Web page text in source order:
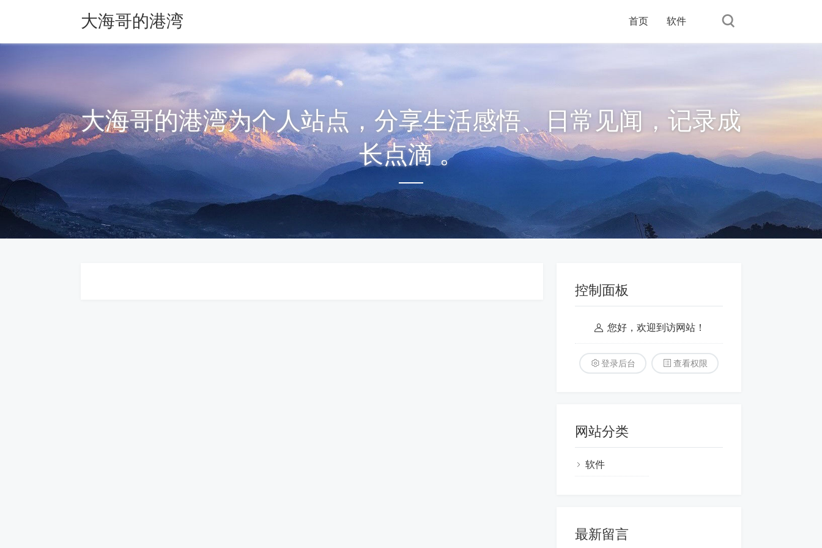
大海哥的港湾 首页 软件
大海哥的港湾为个人站点，分享生活感悟、日常见闻，记录成
长点滴 。
控制面板
您好，欢迎到访网站！
登录后台 查看权限
网站分类
软件
最新留言